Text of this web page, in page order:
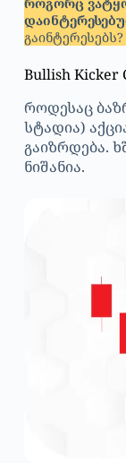
გაინტერესებს?
Bullish Kicker
როდესაც
სტადია)
გაიზრდება.
ნიშანია.